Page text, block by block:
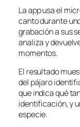
La app usa el
canto durante
grabación a sus
analiza y
momentos.
El resultado
del pájaro
que indica qué
identificación, y
especie.